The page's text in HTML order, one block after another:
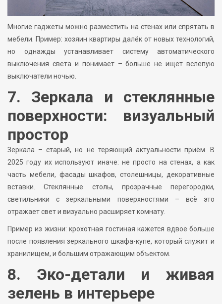
Многие гаджеты можно разместить на стенах или спрятать в
мебели. Пример: хозяин квартиры далёк от новых технологий,
но однажды устанавливает систему автоматического
выключения света и понимает – больше не ищет вслепую
выключатели ночью.
7. Зеркала и стеклянные
поверхности: визуальный
простор
Зеркала – старый, но не теряющий актуальности приём. В
2025 году их используют иначе: не просто на стенах, а как
часть мебели, фасады шкафов, столешницы, декоративные
вставки. Стеклянные столы, прозрачные перегородки,
светильники с зеркальными поверхностями – всё это
отражает свет и визуально расширяет комнату.
Пример из жизни: крохотная гостиная кажется вдвое больше
после появления зеркального шкафа-купе, который служит и
хранилищем, и большим отражающим объектом.
8. Эко-детали и живая
зелень в интерьере